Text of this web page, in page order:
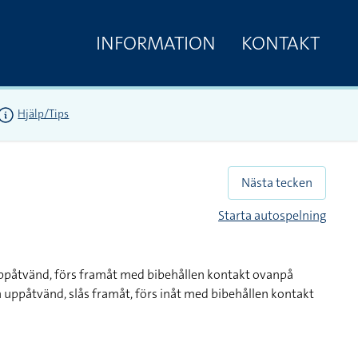
INFORMATION KONTAKT
Hjälp/Tips
Nästa tecken
Starta autospelning
förs framåt med bibehållen kontakt ovanpå
slås framåt, förs inåt med bibehållen kontakt